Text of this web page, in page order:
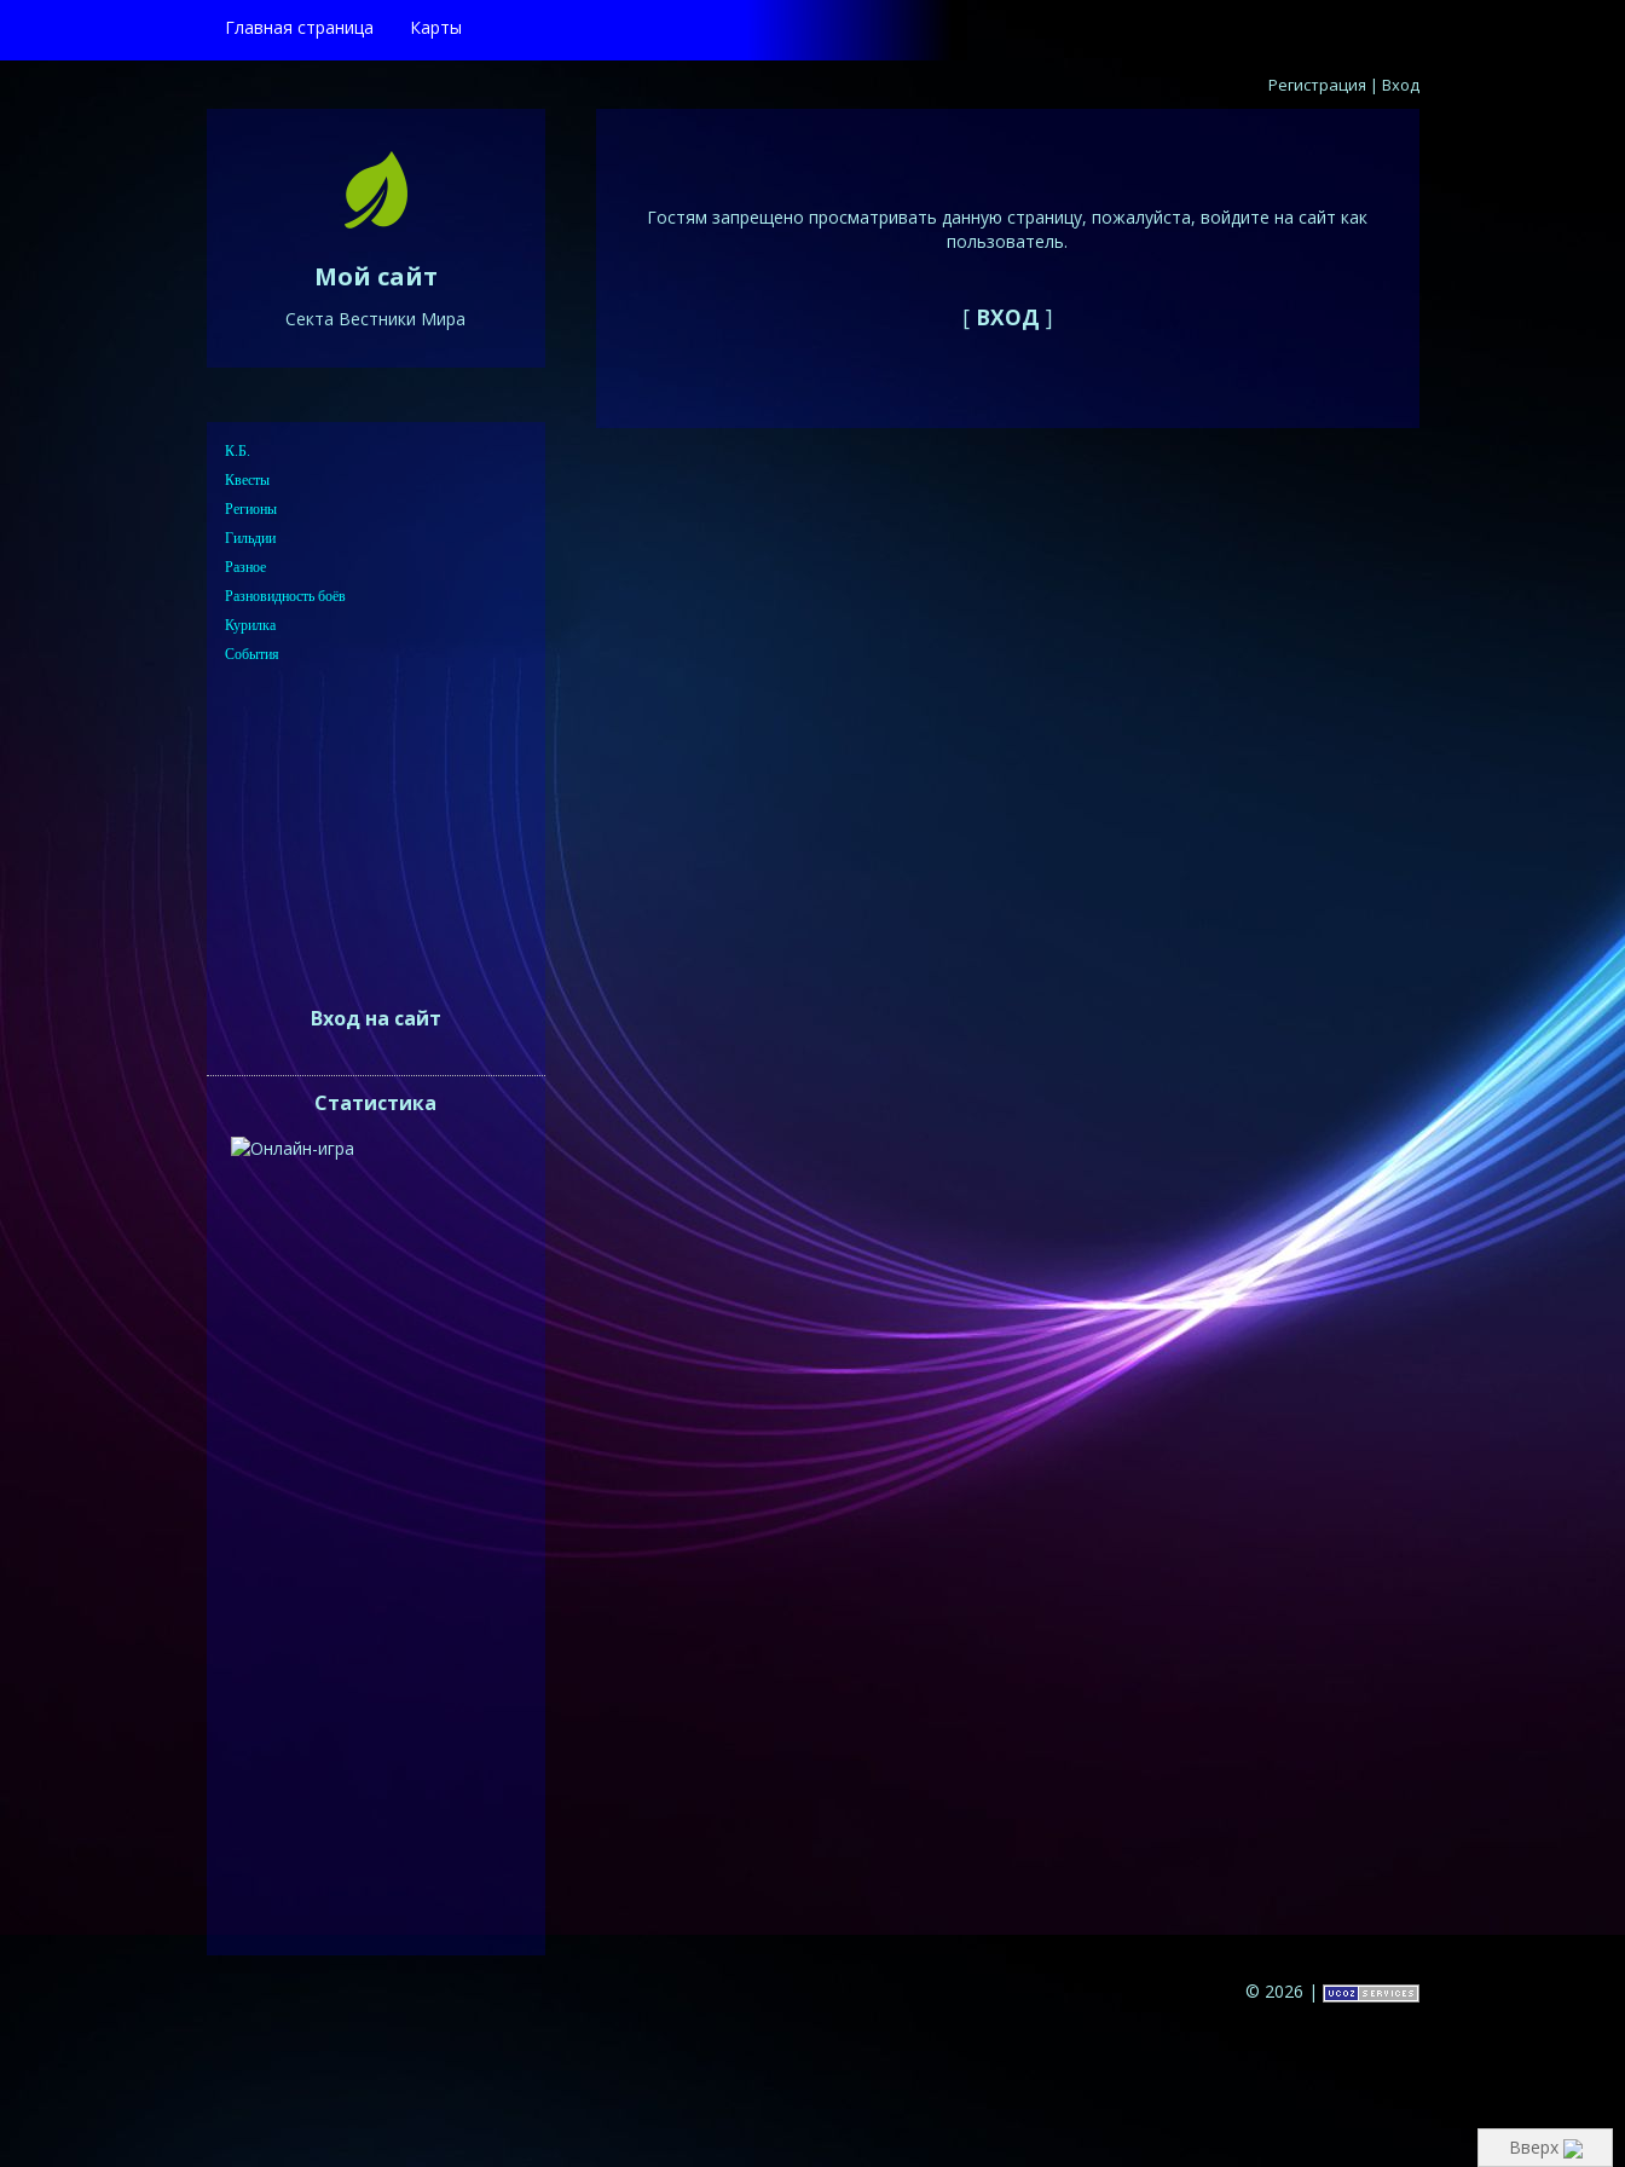
Главная страница Карты
Регистрация | Вход
Мой сайт
Секта Вестники Мира
Гостям запрещено просматривать данную страницу, пожалуйста, войдите на сайт как
пользователь.
[ ВХОД ]
К.Б.
Квесты
Регионы
Гильдии
Разное
Разновидность боёв
Курилка
События
Вход на сайт
Статистика
© 2026 |
Вверх